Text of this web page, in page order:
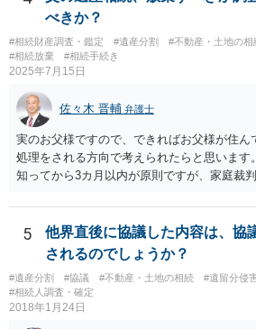
べきか？
#相続財産調査・鑑定 #遺産分割 #不動産・土地の相
#相続放棄
#相続手続き
2025年7月15日
佐々木 晋輔 弁護士
実のお父様ですので、できればお父様が住ん
処理をされる方向で考えられたらと思います
知ってから3カ月以内が原則ですが、家庭裁
放棄するかどうか決めることができます。
することはありませんので、数年後に借金
ありません。 なお、私が扱った相続放棄を
伸長して調査したところ、サラ金に対する過
つかったため相続したという事例がありまし
5
他界直後に協議した内容は、協
されるのでしょうか？
#遺産分割 #協議 #不動産・土地の相続
#遺留分侵
#相続人調査・確定
2018年1月24日